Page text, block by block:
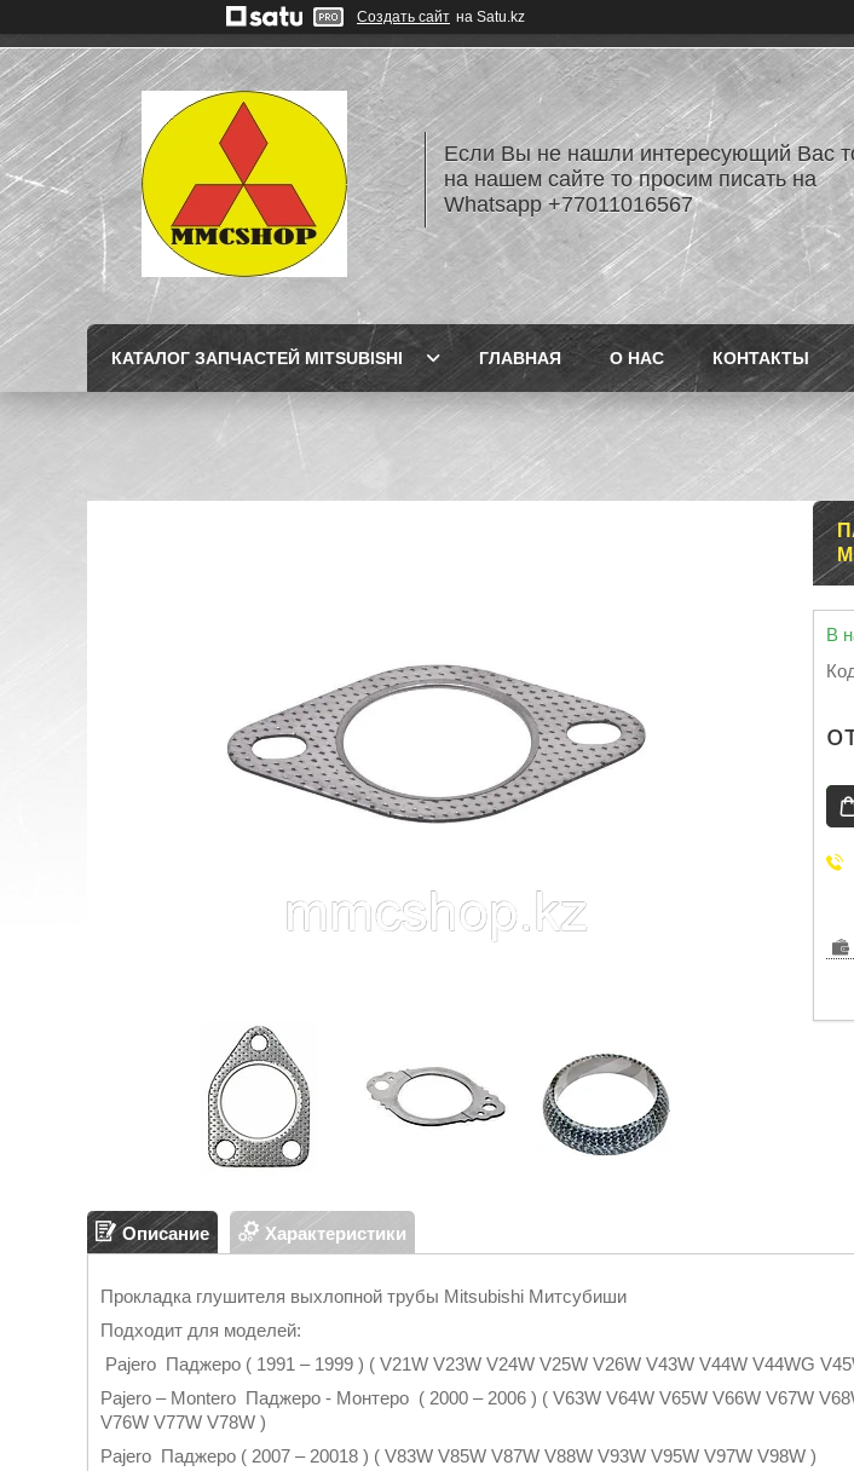
Создать сайт на Satu.kz
Если Вы не нашли интересующий Вас
на нашем сайте то просим писать на
Whatsapp +77011016567
КАТАЛОГ ЗАПЧАСТЕЙ MITSUBISHI ГЛАВНАЯ О НАС КОНТАКТЫ
В
Описание Характеристики
Прокладка глушителя выхлопной трубы Mitsubishi Митсубиши
Подходит для моделей:
Pajero Паджеро ( 1991 – 1999 ) ( V21W V23W V24W V25W V26W V43W V44W V44WG
Pajero – Montero Паджеро - Монтеро ( 2000 – 2006 ) ( V63W V64W V65W V66W V67W
V76W V77W V78W )
Pajero Паджеро ( 2007 – 20018 ) ( V83W V85W V87W V88W V93W V95W V97W V98W )